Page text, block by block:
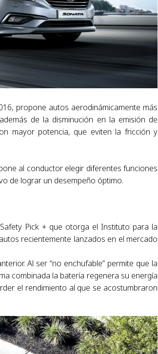
propone autos aerodinámicamente más
de la disminución en la emisión de
mayor potencia, que eviten la fricción y
al conductor elegir diferentes funciones
de lograr un desempeño óptimo.
Pick + que otorga el Instituto para la
recientemente lanzados en el mercado
Al ser “no enchufable” permite que la
combinada la batería regenera su energía
el rendimiento al que se acostumbraron